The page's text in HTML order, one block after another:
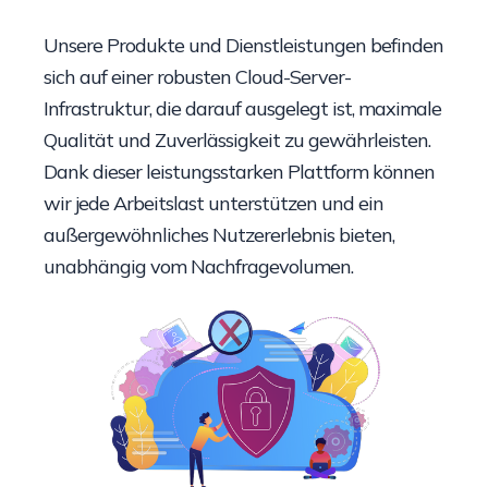
Unsere Produkte und Dienstleistungen befinden
sich auf einer robusten Cloud-Server-
Infrastruktur, die darauf ausgelegt ist, maximale
Qualität und Zuverlässigkeit zu gewährleisten.
Dank dieser leistungsstarken Plattform können
wir jede Arbeitslast unterstützen und ein
außergewöhnliches Nutzererlebnis bieten,
unabhängig vom Nachfragevolumen.